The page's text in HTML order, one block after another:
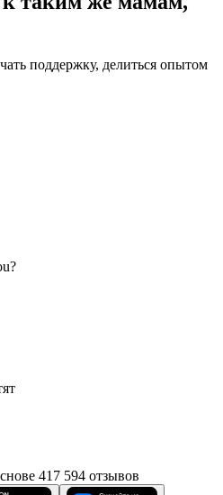
поддержку, делиться опытом
417 594 отзывов